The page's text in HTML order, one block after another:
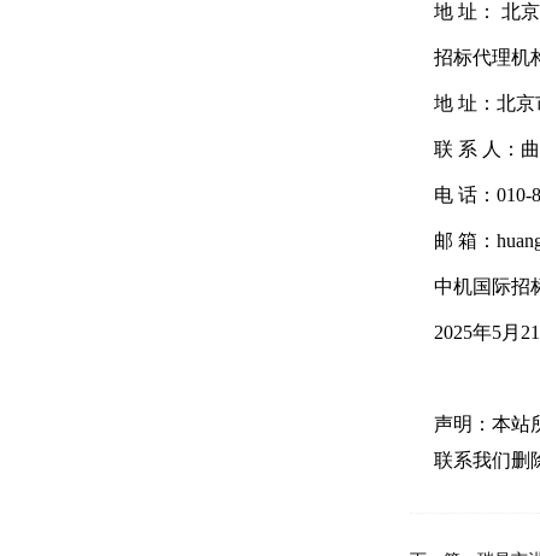
地 址： 北
招标代理机
地 址：北京
联 系 人：
电 话：010-
邮 箱：
中机国际招
2025年5月
声明：本站
联系我们删